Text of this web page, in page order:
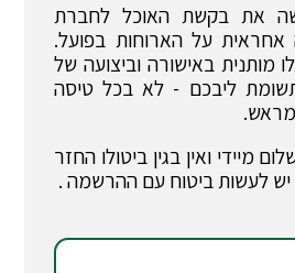
את בקשת האוכל לחברת
אחראית על הארוחות בפועל.
מותנית באישורה וביצועה של
ליבכם - לא בכל טיסה
מראש.
מיידי ואין בגין ביטולו החזר
יש לעשות ביטוח עם ההרשמה .